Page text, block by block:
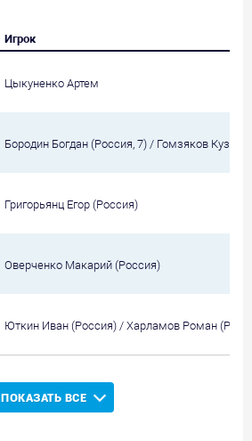
Игрок
Цыкуненко Артем
Бородин Богдан (Россия, 7) / Гомзяков
Григорьянц Егор (Россия)
Оверченко Макарий (Россия)
Юткин Иван (Россия) / Харламов Роман
ПОКАЗАТЬ ВСЕ